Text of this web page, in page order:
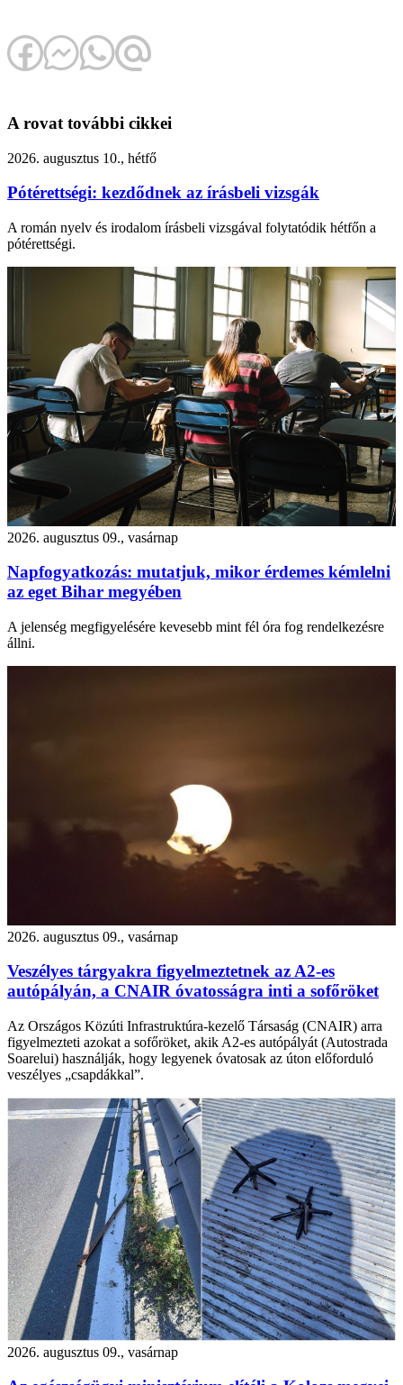
A rovat további cikkei
2026. augusztus 10., hétfő
Pótérettségi: kezdődnek az írásbeli vizsgák
A román nyelv és irodalom írásbeli vizsgával folytatódik hétfőn a
pótérettségi.
2026. augusztus 09., vasárnap
Napfogyatkozás: mutatjuk, mikor érdemes kémlelni
az eget Bihar megyében
A jelenség megfigyelésére kevesebb mint fél óra fog rendelkezésre
állni.
2026. augusztus 09., vasárnap
Veszélyes tárgyakra figyelmeztetnek az A2-es
autópályán, a CNAIR óvatosságra inti a sofőröket
Az Országos Közúti Infrastruktúra-kezelő Társaság (CNAIR) arra
figyelmezteti azokat a sofőröket, akik A2-es autópályát (Autostrada
Soarelui) használják, hogy legyenek óvatosak az úton előforduló
veszélyes „csapdákkal”.
2026. augusztus 09., vasárnap